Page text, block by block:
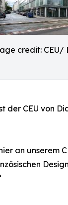
credit: CEU/
CEU von
an unserem